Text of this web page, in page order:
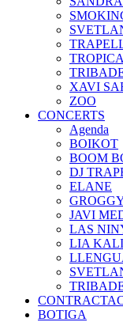
XAVI
ZOO
CONCERTS
Agenda
BOIKOT
BOOM
DJ
ELANE
JAVI
LAS
LIA KALI
BOTIGA